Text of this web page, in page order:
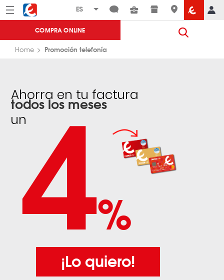
Menú Eroski
COMPRA ONLINE
Home Promoción telefonía
Ahorra en tu factura
todos los meses
un4%
¡Lo quiero!